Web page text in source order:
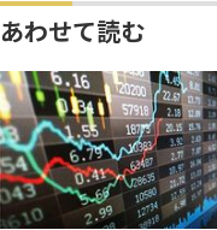
あわせて読む